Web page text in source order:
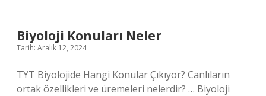
Biyoloji Konuları Neler
Tarih: Aralık 12, 2024
TYT Biyolojide Hangi Konular Çıkıyor? Canlıların
ortak özellikleri ve üremeleri nelerdir? … Biyoloji